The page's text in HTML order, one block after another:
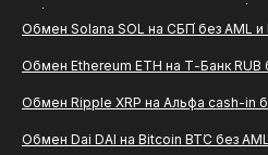
Обмен Dai DAI на Cardano
направление среди
важно быстро и удобно
активы в рубли с
карту. Если вам нужна
Обмен Solana SOL на СБП без AML и
Обмен Ethereum ETH на Т-Банк RUB
Обмен Ripple XRP на Альфа cash-in
Обмен Dai DAI на Bitcoin BTC без